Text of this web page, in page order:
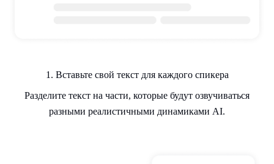
1. Вставьте свой текст для каждого спикера
Разделите текст на части, которые будут озвучиваться
разными реалистичными динамиками AI.